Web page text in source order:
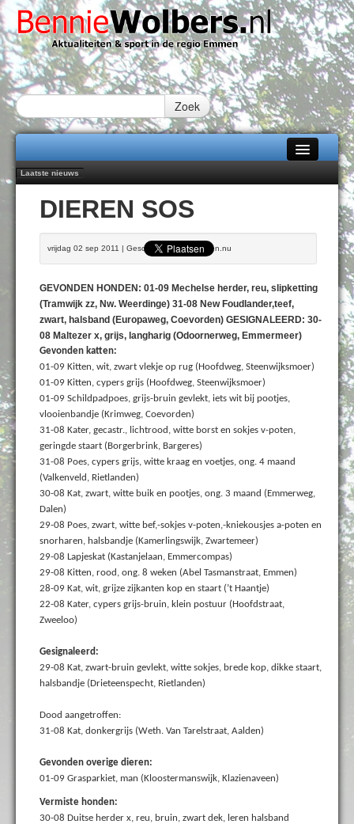
Zoek
Home
Alle categorieën
Contact / Tiplijn
Fotoboek
Laatste nieuws
nieuwe rugsponsor
Najaar '26 staat live!
102 kaarsen voor eeuwling Mieke Sijbom-Maatje
Emmen wint op Open Dag overtuigend van Almere City
Treffer van Quispel bezorgt FC Emmen droomstart
ZATERDAG 08 AUG 2026
DIEREN SOS
vrijdag 02 sep 2011 | Geschreven door Emmen.nu
GEVONDEN HONDEN: 01-09 Mechelse herder, reu, slipketting
(Tramwijk zz, Nw. Weerdinge) 31-08 New Foudlander,teef,
zwart, halsband (Europaweg, Coevorden) GESIGNALEERD: 30-
08 Maltezer x, grijs, langharig (Odoornerweg, Emmermeer)
Gevonden katten:
01-09 Kitten, wit, zwart vlekje op rug (Hoofdweg, Steenwijksmoer)
01-09 Kitten, cypers grijs (Hoofdweg, Steenwijksmoer)
01-09 Schildpadpoes, grijs-bruin gevlekt, iets wit bij pootjes,
vlooienbandje (Krimweg, Coevorden)
31-08 Kater, gecastr., lichtrood, witte borst en sokjes v-poten,
geringde staart (Borgerbrink, Bargeres)
31-08 Poes, cypers grijs, witte kraag en voetjes, ong. 4 maand
(Valkenveld, Rietlanden)
30-08 Kat, zwart, witte buik en pootjes, ong. 3 maand (Emmerweg,
Dalen)
29-08 Poes, zwart, witte bef,-sokjes v-poten,-kniekousjes a-poten en
snorharen, halsbandje (Kamerlingswijk, Zwartemeer)
29-08 Lapjeskat (Kastanjelaan, Emmercompas)
29-08 Kitten, rood, ong. 8 weken (Abel Tasmanstraat, Emmen)
28-09 Kat, wit, grijze zijkanten kop en staart (’t Haantje)
22-08 Kater, cypers grijs-bruin, klein postuur (Hoofdstraat,
Zweeloo)
Gesignaleerd:
29-08 Kat, zwart-bruin gevlekt, witte sokjes, brede kop, dikke staart,
halsbandje (Drieteenspecht, Rietlanden)
Dood aangetroffen:
31-08 Kat, donkergrijs (Weth. Van Tarelstraat, Aalden)
Gevonden overige dieren:
01-09 Grasparkiet, man (Kloostermanswijk, Klazienaveen)
Vermiste honden:
30-08 Duitse herder x, reu, bruin, zwart dek, leren halsband